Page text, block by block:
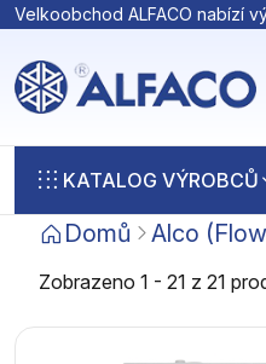
Velkoobchod ALFACO nabízí
KATALOG VÝROBCŮ
Domů Alco
Zobrazeno 1 - 21 z 21